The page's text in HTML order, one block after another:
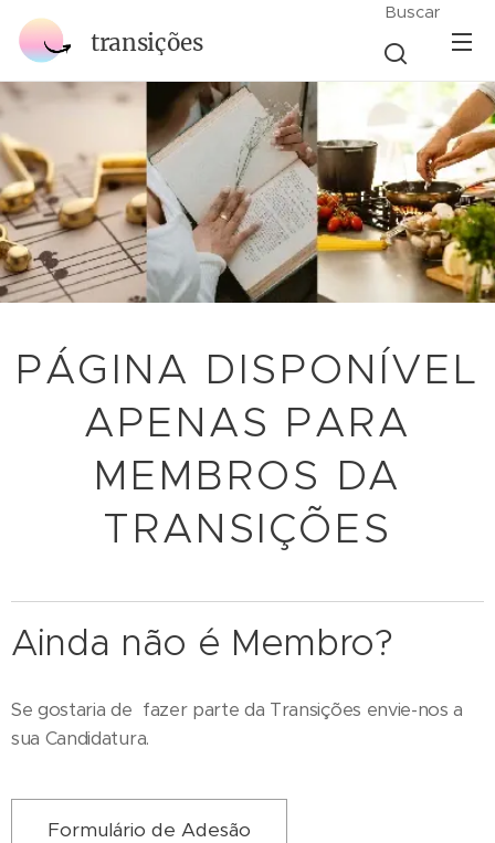
transições
Buscar
PÁGINA DISPONÍVEL
APENAS PARA
MEMBROS DA
TRANSIÇÕES
Ainda não é Membro?
Se gostaria de fazer parte da Transições envie-nos a
sua Candidatura.
Formulário de Adesão